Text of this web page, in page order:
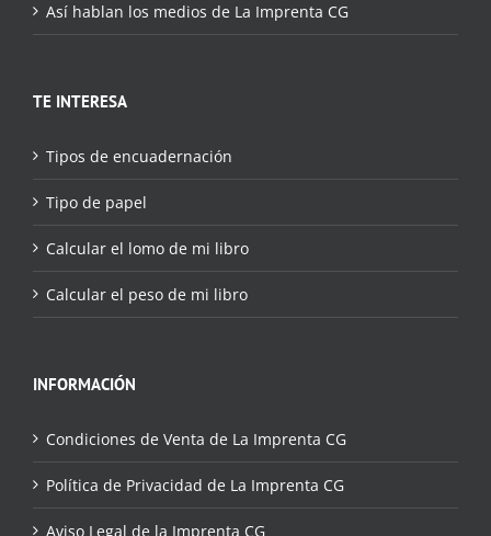
Así hablan los medios de La Imprenta CG
TE INTERESA
Tipos de encuadernación
Tipo de papel
Calcular el lomo de mi libro
Calcular el peso de mi libro
INFORMACIÓN
Condiciones de Venta de La Imprenta CG
Política de Privacidad de La Imprenta CG
Aviso Legal de la Imprenta CG